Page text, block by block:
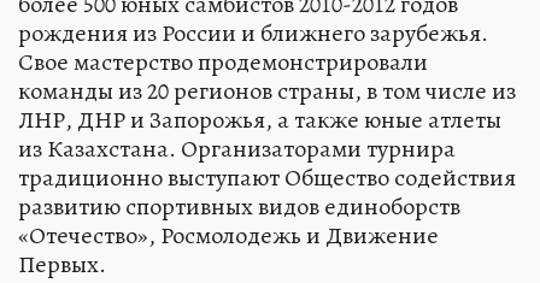
рождения из России и ближнего зарубежья.
Свое мастерство продемонстрировали
команды из 20 регионов страны, в том числе из
ЛНР, ДНР и Запорожья, а также юные атлеты
из Казахстана. Организаторами турнира
традиционно выступают Общество содействия
развитию спортивных видов единоборств
«Отечество», Росмолодежь и Движение
Первых.